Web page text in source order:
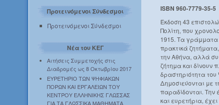
Προτεινόμενοι Σύνδεσμοι
Προτεινόμενοι Σύνδεσμοι
Νέα του ΚΕΓ
Αιτήσεις Συμμετοχής στις
Διαδρομές ως 8 Οκτωβρίου 2017
ΕΥΡΕΤΗΡΙΟ ΤΩΝ ΨΗΦΙΑΚΩΝ
ΠΟΡΩΝ ΚΑΙ ΕΡΓΑΛΕΙΩΝ ΤΟΥ
ΚΕΝΤΡΟΥ ΕΛΛΗΝΙΚΗΣ ΓΛΩΣΣΑΣ
ΓΙΑ ΤΑ ΓΛΩΣΣΙΚΑ ΜΑΘΗΜΑΤΑ
ISBN 960-7779-35-5
Έκδοση 43
Πολίτη, που
1915. Τα
πρακτικά
την Αθήνα, αλλά
ζήτημα και δίνουν
δραστηριότητα
Δημοσιεύονται με
παραδίδονται. Την
και ευρετήρια,